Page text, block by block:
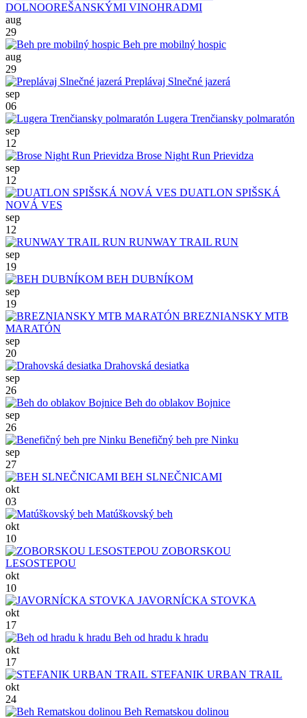
DOLNOOREŠANSKÝMI VINOHRADMI
aug
29
Beh pre mobilný hospic
aug
29
Preplávaj Slnečné jazerá
sep
06
Lugera Trenčiansky polmaratón
sep
12
Brose Night Run Prievidza
sep
12
DUATLON SPIŠSKÁ
NOVÁ VES
sep
12
RUNWAY TRAIL RUN
sep
19
BEH DUBNÍKOM
sep
19
BREZNIANSKY MTB
MARATÓN
sep
20
Drahovská desiatka
sep
26
Beh do oblakov Bojnice
sep
26
Benefičný beh pre Ninku
sep
27
BEH SLNEČNICAMI
okt
03
Matúškovský beh
okt
10
ZOBORSKOU
LESOSTEPOU
okt
10
JAVORNÍCKA STOVKA
okt
17
Beh od hradu k hradu
okt
17
STEFANIK URBAN TRAIL
okt
24
Beh Rematskou dolinou